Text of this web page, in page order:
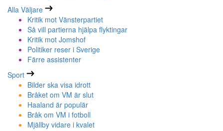
Alla Väljare
Kritik mot Vänsterpartiet
Så vill partierna hjälpa flyktingar
Kritik mot Jomshof
Politiker reser i Sverige
Färre assistenter
Sport
Bilder ska visa idrott
Bråket om VM är slut
Haaland är populär
Bråk om VM i fotboll
Mjällby vidare i kvalet